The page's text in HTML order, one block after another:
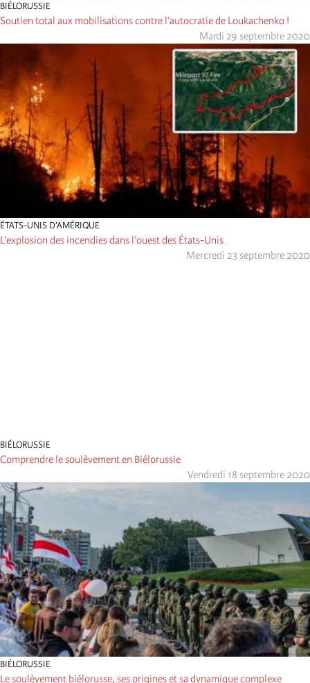
BIÉLORUSSIE
Soutien total aux mobilisations contre l’autocratie de Loukachenko !
Mardi 29 septembre 2020
ÉTATS-UNIS D’AMÉRIQUE
L’explosion des incendies dans l’ouest des États-Unis
Mercredi 23 septembre 2020
BIÉLORUSSIE
Comprendre le soulèvement en Biélorussie
Vendredi 18 septembre 2020
BIÉLORUSSIE
Le soulèvement biélorusse, ses origines et sa dynamique complexe